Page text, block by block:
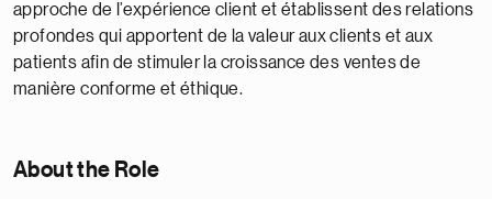
approche de l’expérience client et établissent des relations
profondes qui apportent de la valeur aux clients et aux
patients afin de stimuler la croissance des ventes de
manière conforme et éthique.
About the Role